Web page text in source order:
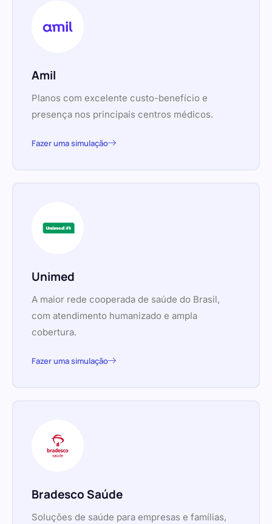
Amil
Planos com excelente custo-benefício e
presença nos principais centros médicos.
Fazer uma simulação
Unimed
A maior rede cooperada de saúde do Brasil,
com atendimento humanizado e ampla
cobertura.
Fazer uma simulação
Bradesco Saúde
Soluções de saúde para empresas e famílias,